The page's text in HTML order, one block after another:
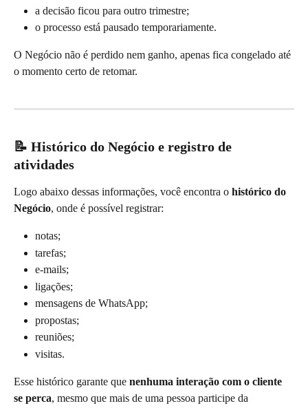
a decisão ficou para outro trimestre;
o processo está pausado temporariamente.
O Negócio não é perdido nem ganho, apenas fica congelado até
o momento certo de retomar.
📝 Histórico do Negócio e registro de
atividades
Logo abaixo dessas informações, você encontra o histórico do
Negócio, onde é possível registrar:
notas;
tarefas;
e-mails;
ligações;
mensagens de WhatsApp;
propostas;
reuniões;
visitas.
Esse histórico garante que nenhuma interação com o cliente
se perca, mesmo que mais de uma pessoa participe da